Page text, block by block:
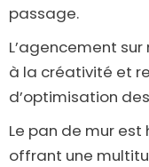
passage.
L’agencement
à la créativité et
d’optimisation
Le pan de mur
offrant une